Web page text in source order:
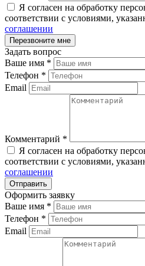
Я согласен на обработку
соответствии с условиями,
соглашении
Задать вопрос
Ваше имя *
Телефон *
Email
Комментарий *
Я согласен на обработку
соответствии с условиями,
соглашении
Оформить заявку
Ваше имя *
Телефон *
Email